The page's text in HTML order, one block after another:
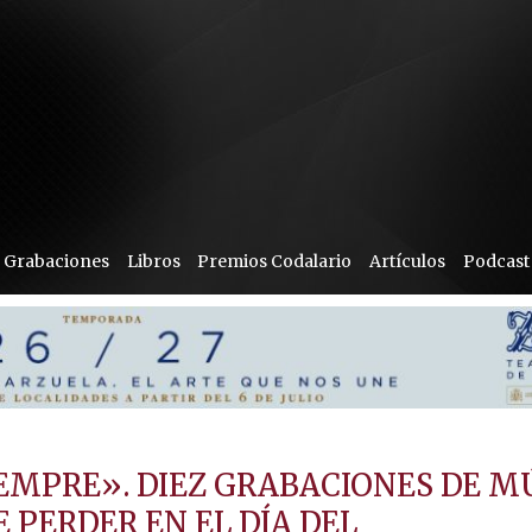
Grabaciones Libros Premios Codalario Artículos Podcast
DIEZ GRABACIONES DE
PERDER EN EL DÍA DEL